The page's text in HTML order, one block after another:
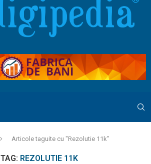
Articole taguite cu "Rezolutie 11k"
TAG: REZOLUTIE 11K